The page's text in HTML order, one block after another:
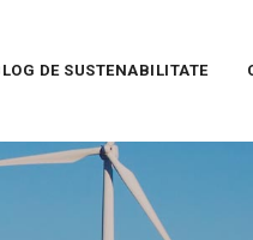
DE SUSTENABILITATE